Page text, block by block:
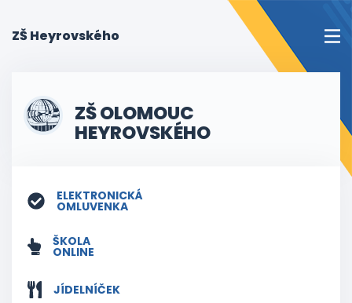
ZŠ Heyrovského
ZŠ OLOMOUC
HEYROVSKÉHO
ELEKTRONICKÁ
OMLUVENKA
ŠKOLA
ONLINE
JÍDELNÍČEK